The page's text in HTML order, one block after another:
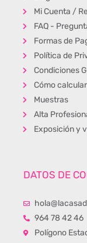
Mi Cuenta /
FAQ -
Formas de
Política de
Condiciones
Cómo
Muestras
Alta
Exposición y
DATOS DE
964 78 42 46
Polígono